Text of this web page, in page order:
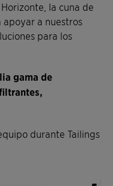
la cuna de
a nuestros
para los
gama de
durante Tailings